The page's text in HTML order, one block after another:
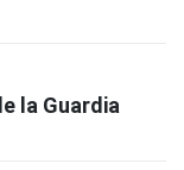
la Guardia